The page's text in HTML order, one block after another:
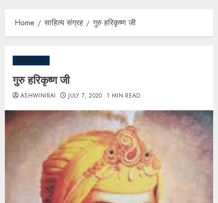
Home साहित्य संग्रह गुरु हरिकृष्ण जी
साहित्य संग्रह
गुरु हरिकृष्ण जी
ASHWINIRAI JULY 7, 2020 1 MIN READ